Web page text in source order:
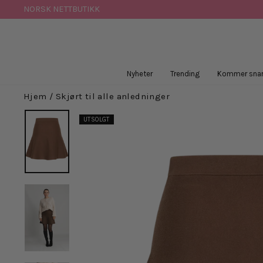
til
NORSK NETTBUTIKK
Nyheter Trending Kommer
Hjem / Skjørt til alle anledninger
UTSOLGT